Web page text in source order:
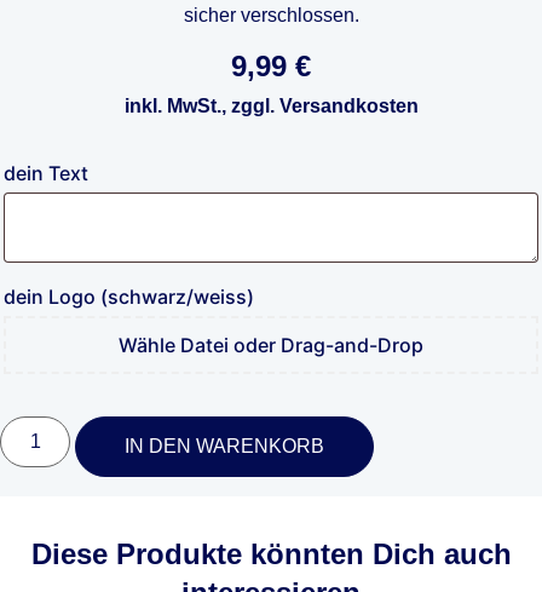
sicher verschlossen.
9,99 €
inkl. MwSt., zggl. Versandkosten
dein Text
dein Logo (schwarz/weiss)
Wähle Datei oder Drag-and-Drop
COLOP
Pocket
Stamp
IN DEN WARENKORB
Diese Produkte könnten Dich auch